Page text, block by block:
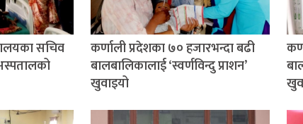
सचिव
अस्पतालको
कर्णाली प्रदेशका ७० हजारभन्दा बढी
बालबालिकालाई ‘स्वर्णविन्दु प्राशन’
खुवाइयो